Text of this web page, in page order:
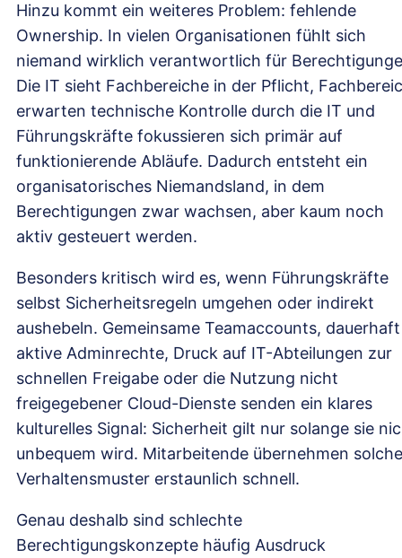
Hinzu kommt ein weiteres Problem: fehlende
Ownership. In vielen Organisationen fühlt sich
niemand wirklich verantwortlich für
Die IT sieht Fachbereiche in der Pflicht,
erwarten technische Kontrolle durch die IT und
Führungskräfte fokussieren sich primär auf
funktionierende Abläufe. Dadurch entsteht ein
organisatorisches Niemandsland, in dem
Berechtigungen zwar wachsen, aber kaum noch
aktiv gesteuert werden.
Besonders kritisch wird es, wenn Führungskräfte
selbst Sicherheitsregeln umgehen oder indirekt
aushebeln. Gemeinsame Teamaccounts, dauerhaft
aktive Adminrechte, Druck auf IT-Abteilungen zur
schnellen Freigabe oder die Nutzung nicht
freigegebener Cloud-Dienste senden ein klares
kulturelles Signal: Sicherheit gilt nur solange sie
unbequem wird. Mitarbeitende übernehmen solche
Verhaltensmuster erstaunlich schnell.
Genau deshalb sind schlechte
Berechtigungskonzepte häufig Ausdruck